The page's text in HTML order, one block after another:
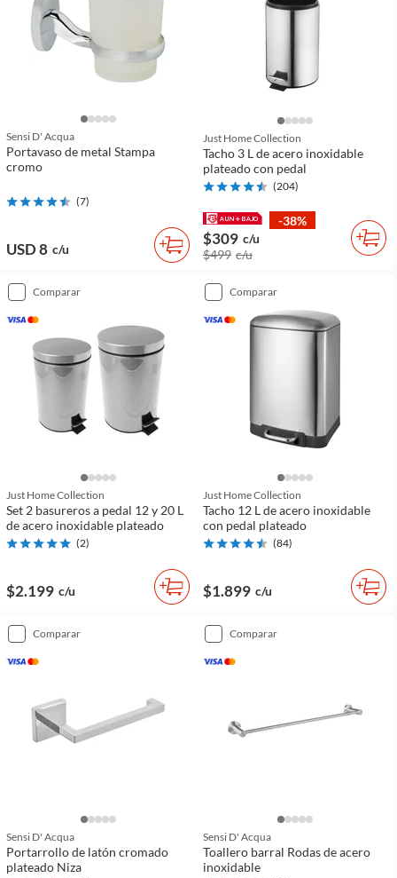
Sensi D' Acqua
Portavaso de metal Stampa
cromo
(7)
USD 8 c/u
Just Home Collection
Tacho 3 L de acero inoxidable
plateado con pedal
(204)
-38%
$309 c/u
$499 c/u
comparar
Just Home Collection
Set 2 basureros a pedal 12 y 20 L
de acero inoxidable plateado
(2)
$2.199 c/u
comparar
Just Home Collection
Tacho 12 L de acero inoxidable
con pedal plateado
(84)
$1.899 c/u
comparar
Sensi D' Acqua
Portarrollo de latón cromado
plateado Niza
comparar
Sensi D' Acqua
Toallero barral Rodas de acero
inoxidable